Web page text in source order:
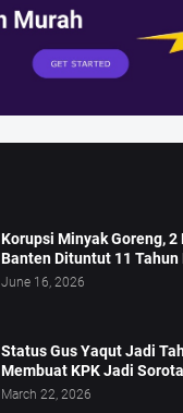
Korupsi Minyak Goreng, 2
Banten Dituntut 11 Tahun
June 16, 2026
Status Gus Yaqut Jadi
Membuat KPK Jadi
March 22, 2026